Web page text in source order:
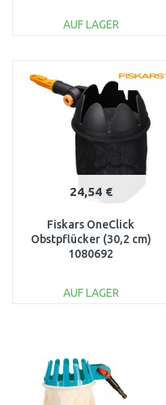
AUF LAGER
Vergleichen
24,54 €
Fiskars OneClick
Obstpflücker (30,2 cm)
1080692
AUF LAGER
Vergleichen